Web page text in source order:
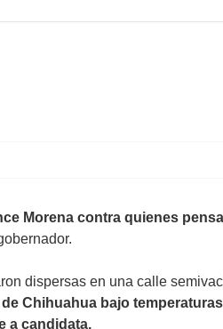
Morena contra quienes
dispersas en una calle
Chihuahua bajo
a candidata.